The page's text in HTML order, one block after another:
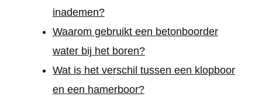
inademen?
Waarom gebruikt een betonboorder
water bij het boren?
Wat is het verschil tussen een klopboor
en een hamerboor?